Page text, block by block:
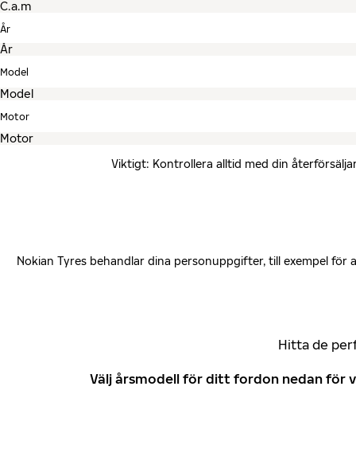
År
Model
Motor
Viktigt: Kontrollera alltid med din
Nokian Tyres behandlar dina personuppgifter, till exempel
Hitta de
Välj årsmodell för ditt fordon nedan för